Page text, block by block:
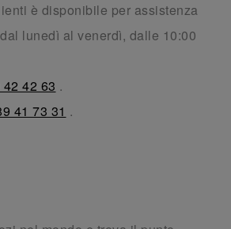
è disponibile per assistenza
lunedì al venerdì, dalle 10:00
42 63 .
41 73 31 .